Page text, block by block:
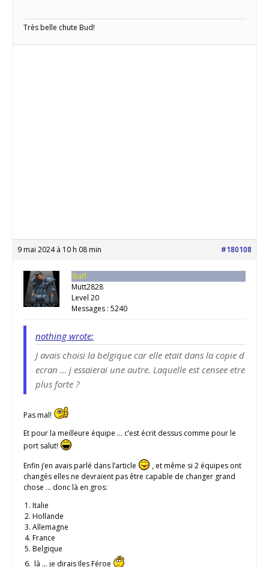
Très belle chute Bud!
9 mai 2024 à 10 h 08 min #180108
Staff
Mutt2828
Level 20
Messages : 5240
nothing wrote:
J avais choisi la belgique car elle etait dans la copie d
ecran … j essaierai une autre. Laquelle est censee etre
plus forte ?
Pas mal!
Et pour la meilleure équipe … c’est écrit dessus comme pour le
port salut!
Enfin j’en avais parlé dans l’article
, et même si 2 équipes ont
changés elles ne devraient pas être capable de changer grand
chose … donc là en gros:
Italie
Hollande
Allemagne
France
Belgique
là … je dirais Iles Féroe